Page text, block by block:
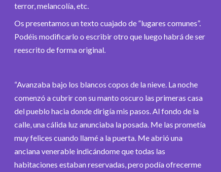
terror, melancolía, etc.
Os presentamos un texto cuajado de “lugares comunes”.
Podéis modificarlo o escribir otro que luego habrá de ser
reescrito de forma original.
“Avanzaba bajo los blancos copos de la nieve. La noche
comenzó a cubrir con su manto oscuro las primeras casa
del pueblo hacia donde dirigía mis pasos. Al fondo de la
calle, una cálida luz anunciaba la posada. Me las prometía
muy felices cuando llamé a la puerta. Me abrió una
anciana venerable indicándome que todas las
habitaciones estaban reservadas, pero podía ofrecerme